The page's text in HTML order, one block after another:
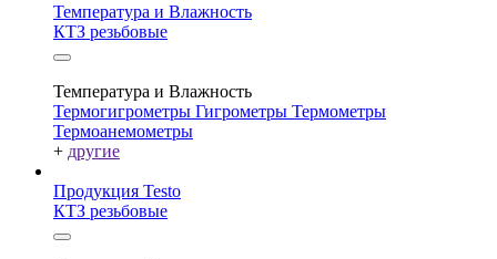
Температура и Влажность
КТЗ резьбовые
Температура и Влажность
Термогигрометры Гигрометры Термометры
Термоанемометры
+ другие
Продукция Testo
КТЗ резьбовые